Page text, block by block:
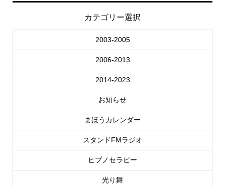
カテゴリー選択
2003-2005
2006-2013
2014-2023
お知らせ
まほうカレンダー
スタンドFMラジオ
ヒプノセラピー
光り舞